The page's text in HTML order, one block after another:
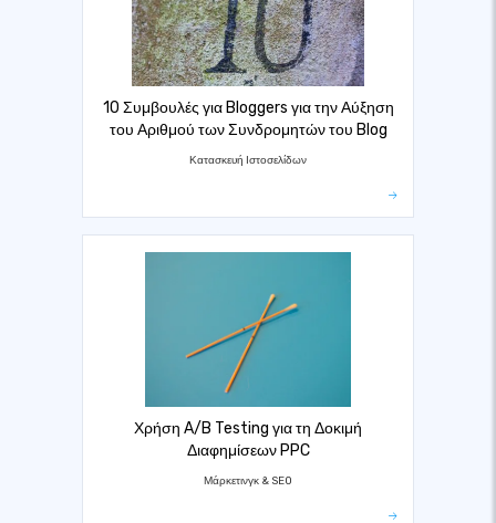
10 Συμβουλές για Bloggers για την Αύξηση
του Αριθμού των Συνδρομητών του Blog
Κατασκευή Ιστοσελίδων
Χρήση A/B Testing για τη Δοκιμή
Διαφημίσεων PPC
Μάρκετινγκ & SEO